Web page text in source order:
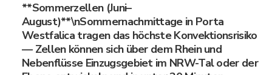
**Sommerzellen (Juni–
August)**\nSommernachmittage in Porta
Westfalica tragen das höchste Konvektionsrisiko
— Zellen können sich über dem Rhein und
Nebenflüsse Einzugsgebiet im NRW-Tal oder der